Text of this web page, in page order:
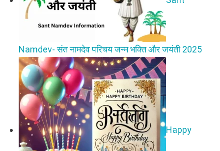
Namdev- संत नामदेव परिचय जन्म भक्ति और जयंती 2025
Happy